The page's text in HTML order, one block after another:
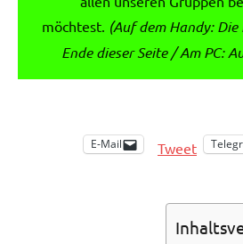
möchtest. (Auf dem Handy:
Ende dieser Seite / Am PC:
Tweet
E-Mail